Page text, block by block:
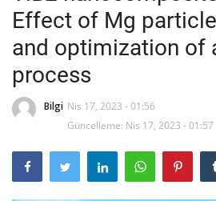
İletişim
Yapay Zeka
Üniversite Yayınları
E-Devlet Sistemleri
Effect of Mg
and optimization of
process
Bilgi Nis 17, 2023 - 01:56
Güncelleme: Nis 17, 2023 - 01:57